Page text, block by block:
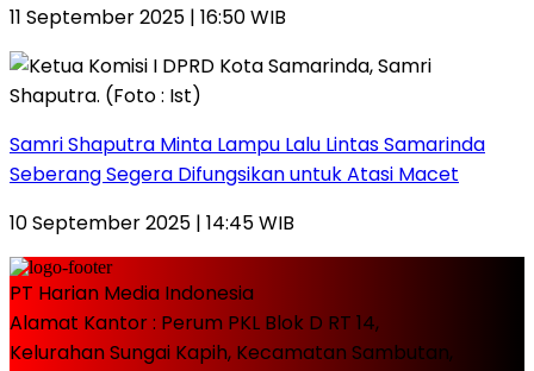
11 September 2025 | 16:50 WIB
Samri Shaputra Minta Lampu Lalu Lintas Samarinda
Seberang Segera Difungsikan untuk Atasi Macet
10 September 2025 | 14:45 WIB
PT Harian Media Indonesia
Alamat Kantor : Perum PKL Blok D RT 14,
Kelurahan Sungai Kapih, Kecamatan Sambutan,